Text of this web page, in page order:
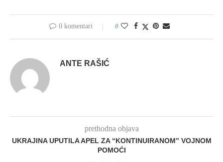
0 komentari 0
ANTE RAŠIĆ
prethodna objava
UKRAJINA UPUTILA APEL ZA “KONTINUIRANOM” VOJNOM
POMOĆI